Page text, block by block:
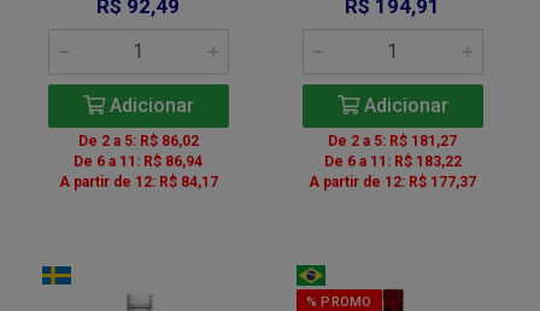
R$ 92,49
Adicionar
De 2 a 5: R$ 86,02
De 6 a 11: R$ 86,94
A partir de 12: R$ 84,17
R$ 194,91
Adicionar
De 2 a 5: R$ 181,27
De 6 a 11: R$ 183,22
A partir de 12: R$ 177,37
% PROMO